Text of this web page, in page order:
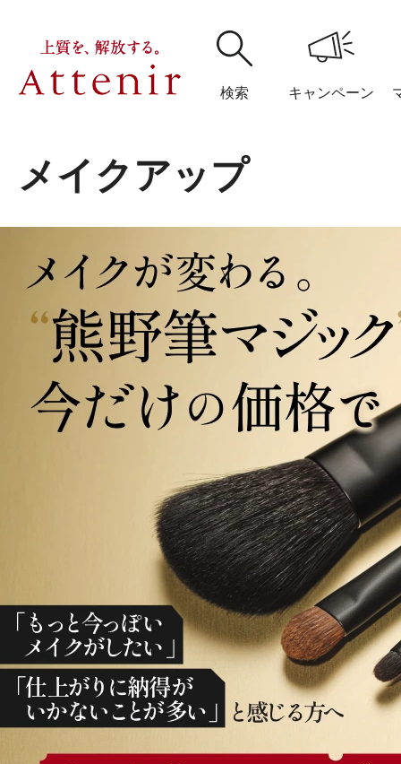
検索 キャンペーン
購入履歴
アテニア
ブランドサイ
アテニアの「
お友達紹介サ
メイクアップ